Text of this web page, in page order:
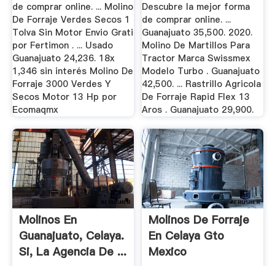
de comprar online. ... Molino
De Forraje Verdes Secos 1
Tolva Sin Motor Envio Grati
por Fertimon . ... Usado
Guanajuato 24,236. 18x
1,346 sin interés Molino De
Forraje 3000 Verdes Y
Secos Motor 13 Hp por
Ecomaqmx
Descubre la mejor forma
de comprar online. ...
Guanajuato 35,500. 2020.
Molino De Martillos Para
Tractor Marca Swissmex
Modelo Turbo . Guanajuato
42,500. ... Rastrillo Agricola
De Forraje Rapid Flex 13
Aros . Guanajuato 29,900.
Molinos En
Guanajuato, Celaya.
Si, La Agencia De ...
Molinos De Forraje
En Celaya Gto
Mexico